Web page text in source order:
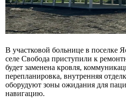
В участковой больнице в поселке
селе Свобода приступили к
будет заменена кровля,
перепланировка, внутренняя
оборудуют зоны ожидания для
навигацию.